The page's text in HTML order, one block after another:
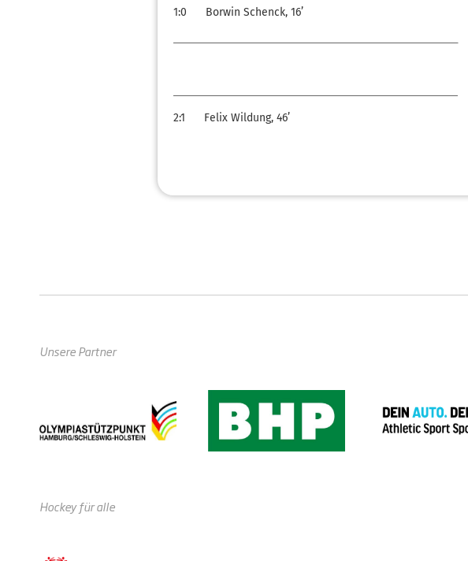
1:0
Borwin Schenck, 16’
2:1
Felix Wildung, 46’
Unsere Partner
Hockey für alle